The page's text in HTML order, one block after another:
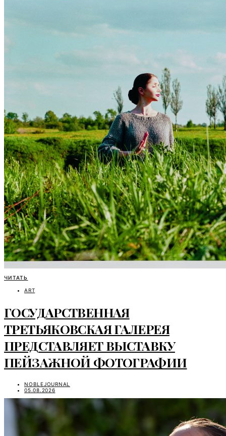
ЧИТАТЬ
ART
ГОСУДАРСТВЕННАЯ
ТРЕТЬЯКОВСКАЯ ГАЛЕРЕЯ
ПРЕДСТАВЛЯЕТ ВЫСТАВКУ
ПЕЙЗАЖНОЙ ФОТОГРАФИИ
NOBLEJOURNAL
05.08.2026